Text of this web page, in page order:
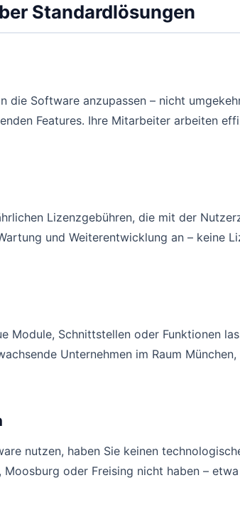
Standardlösungen
Software anzupassen – nicht
Features. Ihre Mitarbeiter arbeiten
Lizenzgebühren, die mit der
und Weiterentwicklung an – keine
Module, Schnittstellen oder Funktionen
Unternehmen im Raum
nutzen, haben Sie keinen
oder Freising nicht haben –